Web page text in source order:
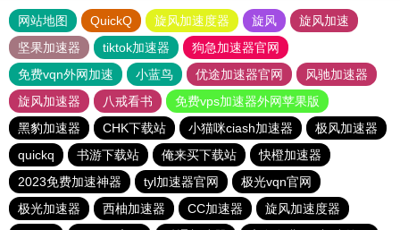
网站地图 QuickQ 旋风加速度器 旋风
旋风加速
坚果加速器
tiktok加速器
狗急加速器官网
免费vqn外网加速
小蓝鸟 优途加速器官网
风驰加速器
旋风加速器
八戒看书
免费vps加速器外网苹果版
黑豹加速器
CHK下载站 小猫咪ciash加速器
极风加速器
quickq
书游下载站 俺来买下载站
快橙加速器
2023免费加速神器
tyl加速器官网
极光vqn官网
极光加速器
西柚加速器 CC加速器
旋风加速度器